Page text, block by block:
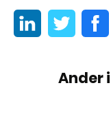
Ander